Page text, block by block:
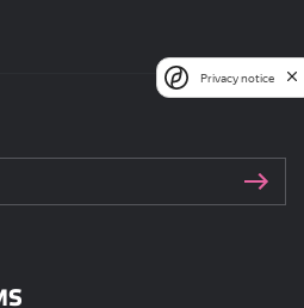
Privacy notice